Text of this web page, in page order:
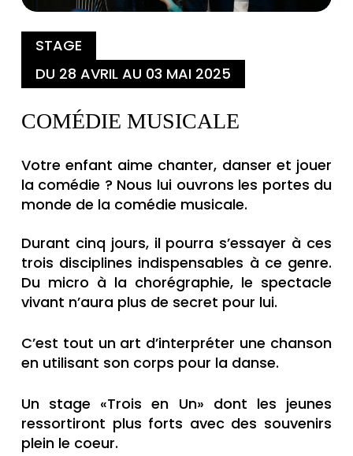
STAGE
DU 28 AVRIL AU 03 MAI 2025
COMÉDIE MUSICALE
Votre enfant aime chanter, danser et jouer
la comédie ? Nous lui ouvrons les portes du
monde de la comédie musicale.
Durant cinq jours, il pourra s’essayer à ces
trois disciplines indispensables à ce genre.
Du micro à la chorégraphie, le spectacle
vivant n’aura plus de secret pour lui.
C’est tout un art d’interpréter une chanson
en utilisant son corps pour la danse.
Un stage «Trois en Un» dont les jeunes
ressortiront plus forts avec des souvenirs
plein le coeur.